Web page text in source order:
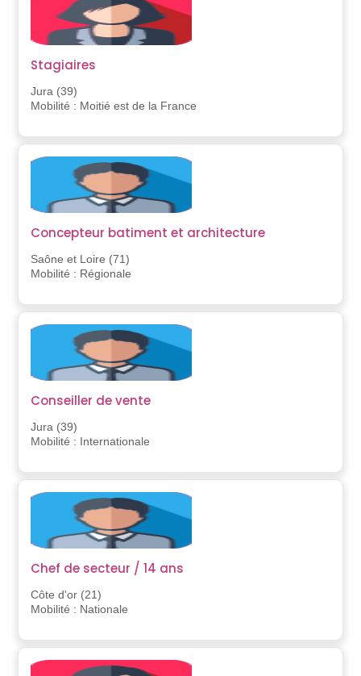
Stagiaires
Jura (39)
Mobilité : Moitié est de la France
Concepteur batiment et architecture
Saône et Loire (71)
Mobilité : Régionale
Conseiller de vente
Jura (39)
Mobilité : Internationale
Chef de secteur / 14 ans
Côte d'or (21)
Mobilité : Nationale